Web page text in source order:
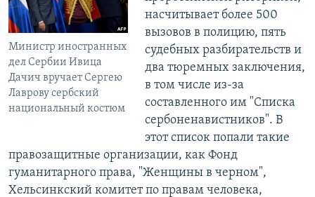
Министр иностранных
дел Сербии Ивица
Дачич вручает Сергею
Лаврову сербский
национальный костюм
насчитывает более 500
вызовов в полицию, пять
судебных разбирательств и
два тюремных заключения,
в том числе из-за
составленного им "Списка
сербоненавистников". В
этот список попали такие
правозащитные организации, как Фонд
гуманитарного права, "Женщины в черном",
Хельсинкский комитет по правам человека,